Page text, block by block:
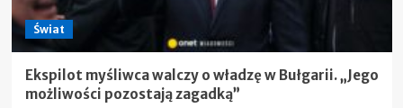
Świat
Ekspilot myśliwca walczy o władzę w Bułgarii. „Jego
możliwości pozostają zagadką”